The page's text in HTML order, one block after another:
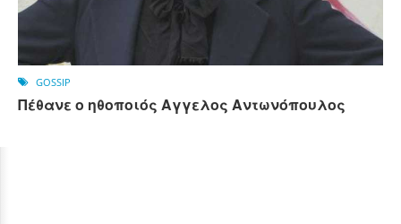
GOSSIP
Πέθανε ο ηθοποιός Αγγελος Αντωνόπουλος